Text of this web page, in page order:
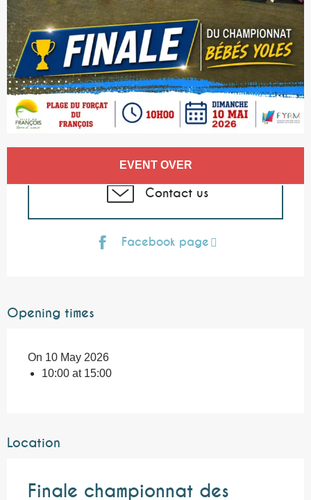
Opening hours & contact details
EVENT OVER
Contact us
Facebook page
Opening times
On 10 May 2026
10:00 at 15:00
Location
Finale championnat des